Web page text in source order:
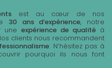
est au cœur de nos
30 ans d’expérience, notre
uneexpérience de qualité à
clients nous recommandent
. N’hésitez pas à
pourquoi ils nous font